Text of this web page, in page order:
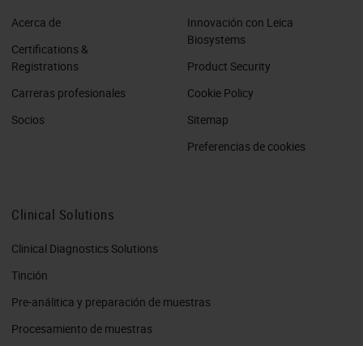
Acerca de
Certifications &
Registrations
Carreras profesionales
Socios
Innovación con Leica
Biosystems
Product Security
Cookie Policy
Sitemap
Preferencias de cookies
Clinical Solutions
Clinical Diagnostics Solutions
Tinción
Pre-análitica y preparación de muestras
Procesamiento de muestras